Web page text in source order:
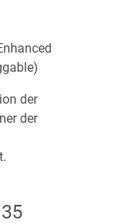
der
der